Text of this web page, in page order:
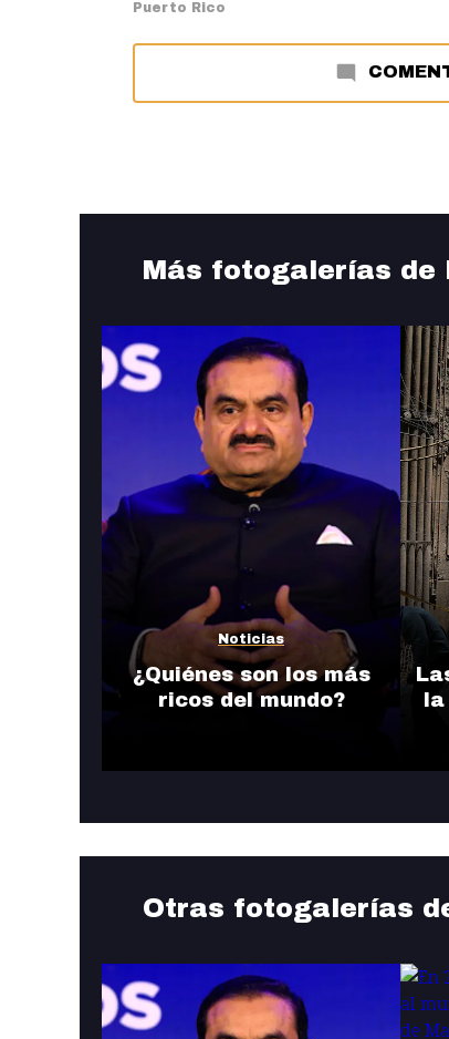
Puerto Rico
Más fotogalerías de
Noticias
¿Quiénes son los más
ricos del mundo?
la
Otras fotogalerías